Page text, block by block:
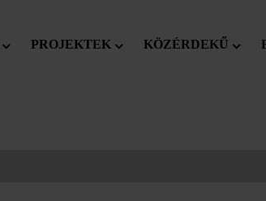
PROJEKTEK KÖZÉRDEKŰ